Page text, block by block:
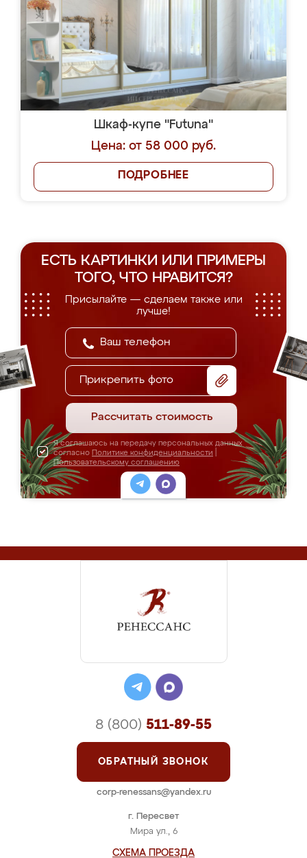
Шкаф-купе "Futuna"
Цена: от 58 000 руб.
ПОДРОБНЕЕ
ЕСТЬ КАРТИНКИ ИЛИ ПРИМЕРЫ
ТОГО, ЧТО НРАВИТСЯ?
Присылайте — сделаем также или
лучше!
Прикрепить фото
Рассчитать стоимость
Я соглашаюсь на передачу персональных данных
согласно Политике конфиденциальности
Пользовательскому соглашению
г. Пересвет
Мира ул., 6
СХЕМА ПРОЕЗДА
8 (800) 511-89-55
ОБРАТНЫЙ ЗВОНОК
corp-renessans@yandex.ru